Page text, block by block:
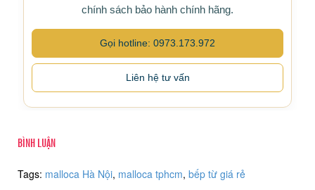
chính sách bảo hành chính hãng.
Gọi hotline: 0973.173.972
Liên hệ tư vấn
BÌNH LUẬN
Tags: malloca Hà Nội, malloca tphcm, bếp từ giá rẻ